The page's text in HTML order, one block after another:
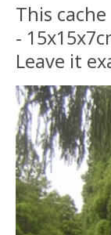
This
-
Leave it